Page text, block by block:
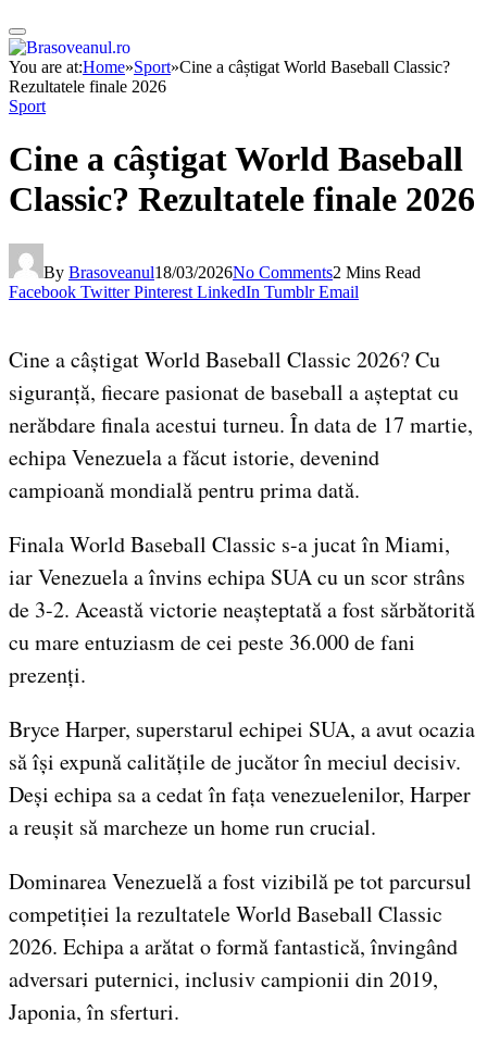
You are at:Home»Sport»Cine a câștigat World Baseball Classic?
Rezultatele finale 2026
Sport
Cine a câștigat World Baseball
Classic? Rezultatele finale 2026
By Brasoveanul18/03/2026No Comments2 Mins Read
Facebook Twitter Pinterest LinkedIn Tumblr Email
Cine a câștigat World Baseball Classic 2026? Cu
siguranță, fiecare pasionat de baseball a așteptat cu
nerăbdare finala acestui turneu. În data de 17 martie,
echipa Venezuela a făcut istorie, devenind
campioană mondială pentru prima dată.
Finala World Baseball Classic s-a jucat în Miami,
iar Venezuela a învins echipa SUA cu un scor strâns
de 3-2. Această victorie neașteptată a fost sărbătorită
cu mare entuziasm de cei peste 36.000 de fani
prezenți.
Bryce Harper, superstarul echipei SUA, a avut ocazia
să își expună calitățile de jucător în meciul decisiv.
Deși echipa sa a cedat în fața venezuelenilor, Harper
a reușit să marcheze un home run crucial.
Dominarea Venezuelă a fost vizibilă pe tot parcursul
competiției la rezultatele World Baseball Classic
2026. Echipa a arătat o formă fantastică, învingând
adversari puternici, inclusiv campionii din 2019,
Japonia, în sferturi.